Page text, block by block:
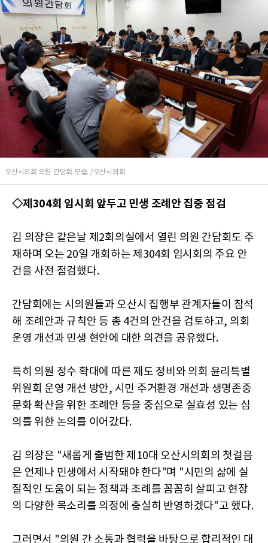
오산시의회 의원 간담회 모습. /오산시의회
◇제304회 임시회 앞두고 민생 조례안 집중 점검
김 의장은 같은날 제2회의실에서 열린 의원 간담회도 주
재하며 오는 20일 개회하는 제304회 임시회의 주요 안
건을 사전 점검했다.
간담회에는 시의원들과 오산시 집행부 관계자들이 참석
해 조례안과 규칙안 등 총 4건의 안건을 검토하고, 의회
운영 개선과 민생 현안에 대한 의견을 공유했다.
특히 의원 정수 확대에 따른 제도 정비와 의회 윤리특별
위원회 운영 개선 방안, 시민 주거환경 개선과 생명존중
문화 확산을 위한 조례안 등을 중심으로 실효성 있는 심
의를 위한 논의를 이어갔다.
김 의장은 "새롭게 출범한 제10대 오산시의회의 첫걸음
은 언제나 민생에서 시작돼야 한다"며 "시민의 삶에 실
질적인 도움이 되는 정책과 조례를 꼼꼼히 살피고 현장
의 다양한 목소리를 의정에 충실히 반영하겠다"고 했다.
그러면서 "의원 간 소통과 협력을 바탕으로 합리적인 대